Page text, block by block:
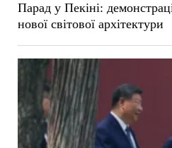
Парад у Пекіні:
нової світової архітектури